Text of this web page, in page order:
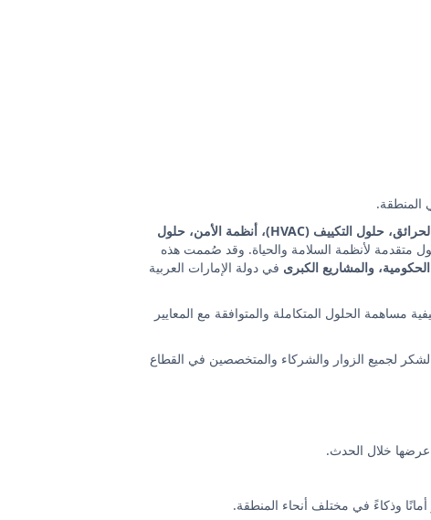
المنطقة.
أنظمة كشف وإنذار الحريق ومكافحة الحرائق، حلول التكييف (HVAC)، أنظمة الأمن، حلول
متقدمة لأنظمة السلامة والحياة. وقد صُممت هذه
الحكومية، والمشاريع الكبرى في دولة الإمارات العربية
مساهمة الحلول المتكاملة والمتوافقة مع المعايير
بجزيل الشكر لجميع الزوار والشركاء والمتخصصين في القطاع
وذكاءً في مختلف أنحاء المنطقة.